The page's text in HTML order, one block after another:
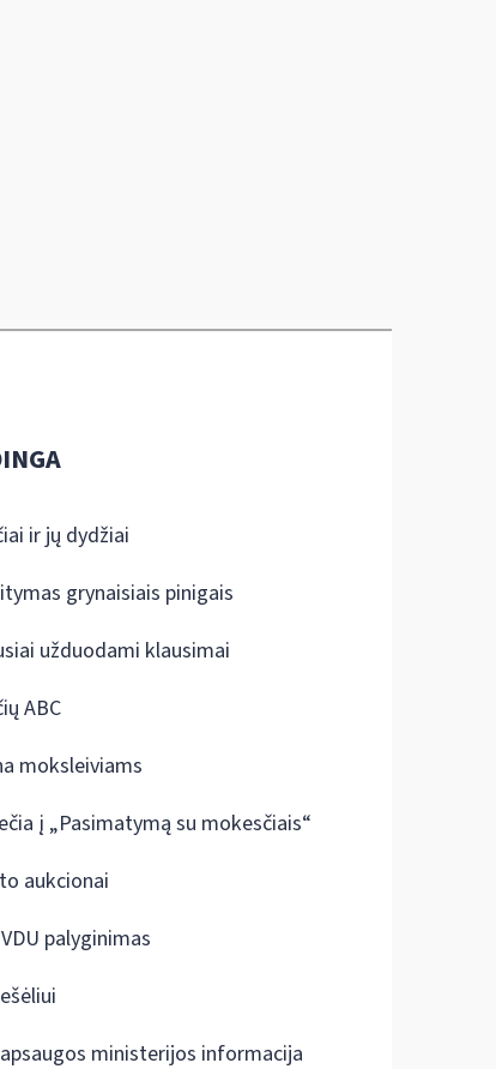
ir jų dydžiai
grynaisiais pinigais
užduodami klausimai
ABC
moksleiviams
į „Pasimatymą su mokesčiais“
aukcionai
palyginimas
ministerijos informacija